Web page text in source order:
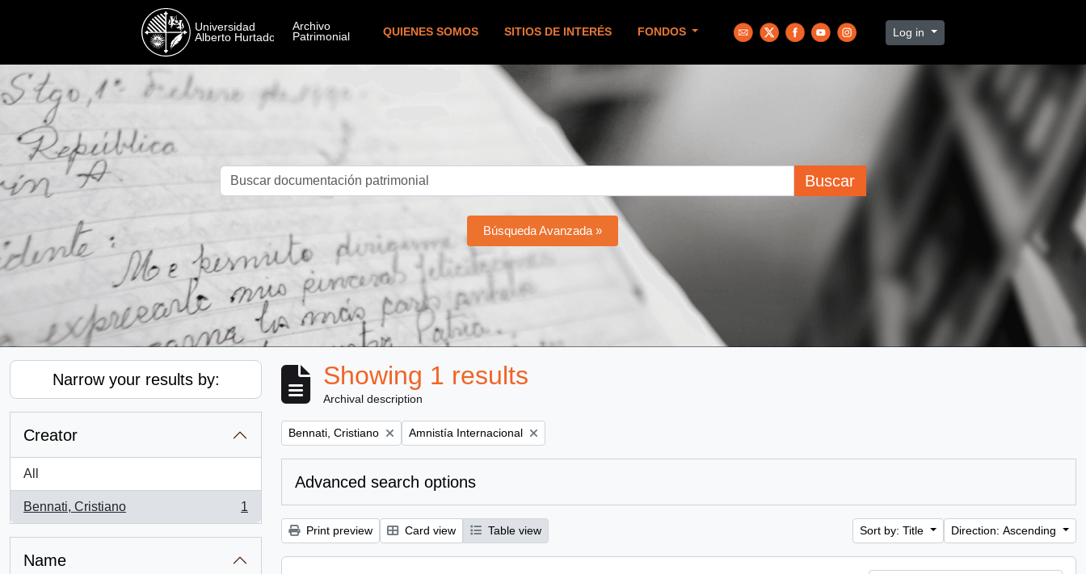
QUIENES SOMOS SITIOS DE INTERÉS FONDOS Log in
Buscar
Búsqueda Avanzada »
Narrow your results by:
Creator
All
Bennati, Cristiano
, 1 results
1
Name
Showing 1 results
Archival description
Remove filter:
Bennati, Cristiano Remove filter:
Amnistía Internacional
Advanced search options
Print preview Card view Table view Sort by: Title Direction: Ascending